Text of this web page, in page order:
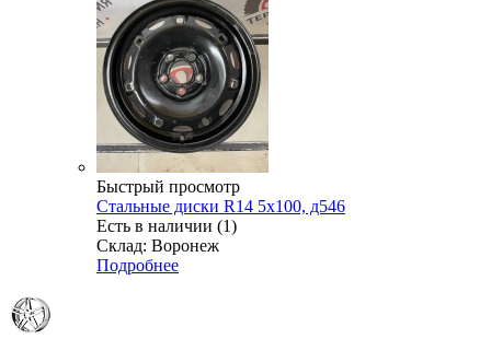
Быстрый просмотр
Стальные диски R14 5x100, д546
Есть в наличии (1)
Склад: Воронеж
Подробнее